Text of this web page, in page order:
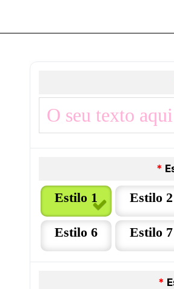
*
Estilo 1 Estilo 2
Estilo 6 Estilo 7
*